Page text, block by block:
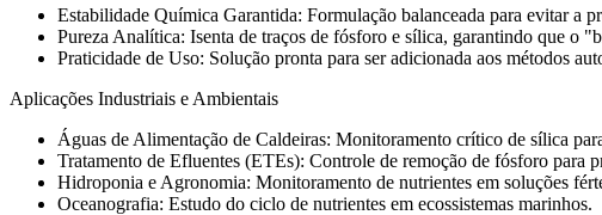
Estabilidade Química Garantida: Formulação balanceada para evitar a
Pureza Analítica: Isenta de traços de fósforo e sílica, garantindo que o
Praticidade de Uso: Solução pronta para ser adicionada aos métodos
Aplicações Industriais e Ambientais
Águas de Alimentação de Caldeiras: Monitoramento crítico de sílica
Tratamento de Efluentes (ETEs): Controle de remoção de fósforo para
Hidroponia e Agronomia: Monitoramento de nutrientes em soluções
Oceanografia: Estudo do ciclo de nutrientes em ecossistemas marinhos.